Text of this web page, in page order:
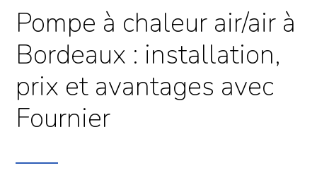
Pompe à chaleur air/air à
Bordeaux : installation,
prix et avantages avec
Fournier